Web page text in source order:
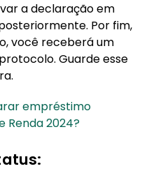
a declaração em
Por fim,
você receberá um
Guarde esse
empréstimo
Renda 2024?